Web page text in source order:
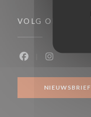
VOLG ONS
NIEUWSBRIEF